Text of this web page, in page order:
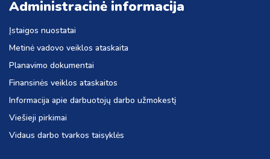
Administracinė informacija
Įstaigos nuostatai
Metinė vadovo veiklos ataskaita
Planavimo dokumentai
Finansinės veiklos ataskaitos
Informacija apie darbuotojų darbo užmokestį
Viešieji pirkimai
Vidaus darbo tvarkos taisyklės